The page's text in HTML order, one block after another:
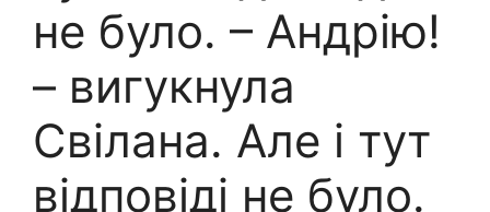
не було. – Андрію!
– вигукнула
Свілана. Але і тут
відповіді не було.